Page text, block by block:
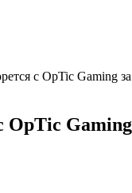
с OpTic Gaming
OpTic